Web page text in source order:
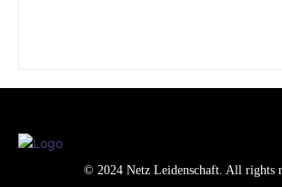
© 2024 Netz Leidenschaft. All rights